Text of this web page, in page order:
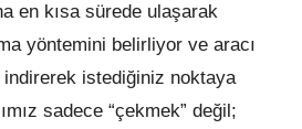
en kısa sürede ulaşarak
yöntemini belirliyor ve aracı
istediğiniz noktaya
sadece “çekmek” değil;